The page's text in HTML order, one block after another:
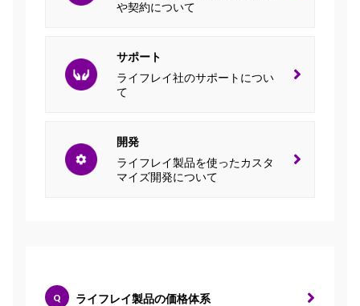
や契約について
サポート
ライフレイ社のサポートについ
て
開発
ライフレイ製品を使ったカスタ
マイズ開発について
ライフレイ製品の価格体系